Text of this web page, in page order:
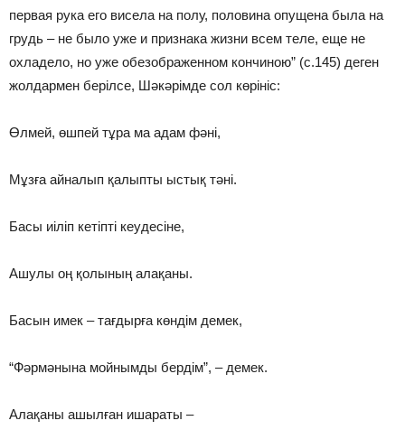
первая рука его висела на полу, половина опущена была на
грудь – не было уже и признака жизни всем теле, еще не
охладело, но уже обезображенном кончиною” (с.145) деген
жолдармен берілсе, Шәкәрімде сол көрініс:
Өлмей, өшпей тұра ма адам фәні,
Мұзға айналып қалыпты ыстық тәні.
Басы иіліп кетіпті кеудесіне,
Ашулы оң қолының алақаны.
Басын имек – тағдырға көндім демек,
“Фәрмәнына мойнымды бердім”, – демек.
Алақаны ашылған ишараты –